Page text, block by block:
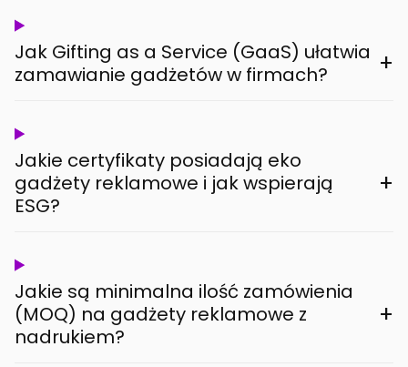
Jak Gifting as a Service (GaaS) ułatwia
zamawianie gadżetów w firmach?
+
Jakie certyfikaty posiadają eko
gadżety reklamowe i jak wspierają
ESG?
+
Jakie są minimalna ilość zamówienia
(MOQ) na gadżety reklamowe z
nadrukiem?
+